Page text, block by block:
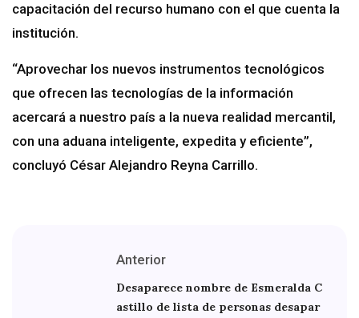
capacitación del recurso humano con el que cuenta la
institución.
“Aprovechar los nuevos instrumentos tecnológicos
que ofrecen las tecnologías de la información
acercará a nuestro país a la nueva realidad mercantil,
con una aduana inteligente, expedita y eficiente”,
concluyó César Alejandro Reyna Carrillo.
Anterior
Desaparece nombre de Esmeralda C
astillo de lista de personas desapar